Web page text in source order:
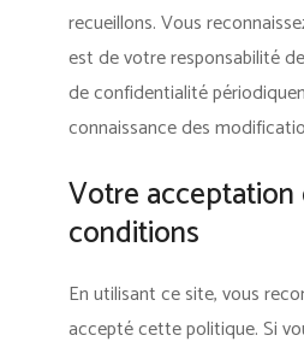
recueillons. Vous
est de votre responsabilité
de confidentialité
connaissance des
Votre acceptation
conditions
En utilisant ce site, vous
accepté cette politique. Si